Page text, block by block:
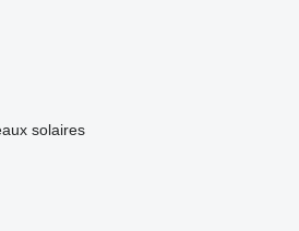
solaires